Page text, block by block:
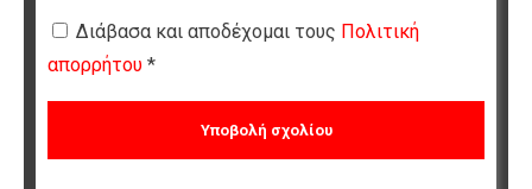
Διάβασα και αποδέχομαι τους Πολιτική
απορρήτου *